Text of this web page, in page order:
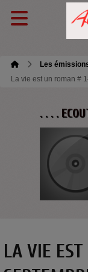
Les
La vie est un roman #
. . . .
LA VIE